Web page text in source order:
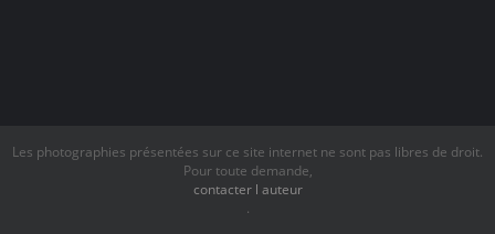
Les photographies présentées sur ce site internet ne sont pas libres de droit.
Pour toute demande,
contacter l auteur
.